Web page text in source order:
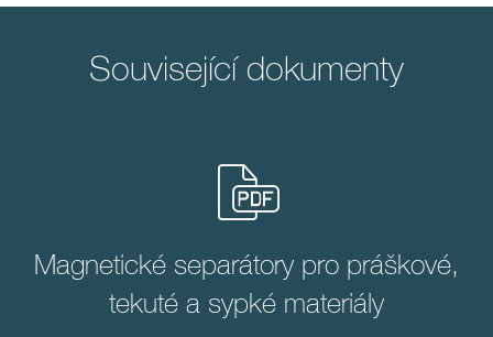
Související dokumenty
Magnetické separátory pro práškové,
tekuté a sypké materiály